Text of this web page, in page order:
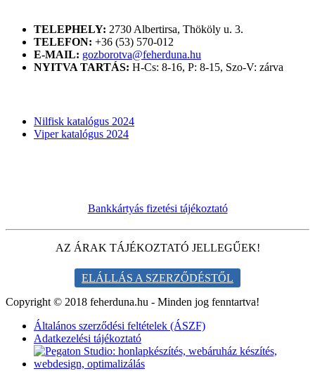
TELEPHELY: 2730 Albertirsa, Thököly u. 3.
TELEFON: +36 (53) 570-012
E-MAIL: gozborotva@feherduna.hu
NYITVA TARTÁS: H-Cs: 8-16, P: 8-15, Szo-V: zárva
Nilfisk katalógus 2024
Viper katalógus 2024
Bankkártyás fizetési tájékoztató
AZ ÁRAK TÁJÉKOZTATÓ JELLEGŰEK!
ELÁLLÁS A SZERZŐDÉSTŐL
Copyright © 2018 feherduna.hu - Minden jog fenntartva!
Általános szerződési feltételek (ÁSZF)
Adatkezelési tájékoztató